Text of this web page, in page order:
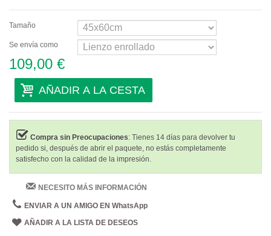
Dormitorio
Recibidor
Salones de Belleza
Habitaciones de Hotel
Comedor
Cocina
Tamaño
Se envía como
109,00 €
AÑADIR A LA CESTA
Compra sin Preocupaciones: Tienes 14 días para devolver tu
pedido si, después de abrir el paquete, no estás completamente
satisfecho con la calidad de la impresión.
NECESITO MÁS INFORMACIÓN
ENVIAR A UN AMIGO EN WhatsApp
AÑADIR A LA LISTA DE DESEOS